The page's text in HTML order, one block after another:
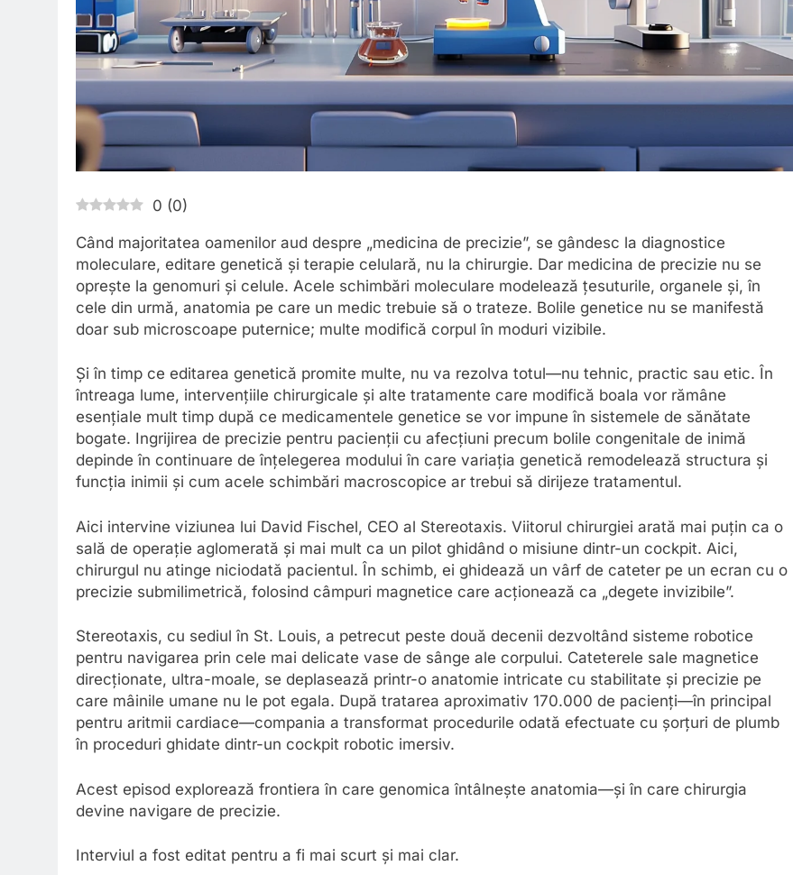
0 (0)
Când majoritatea oamenilor aud despre „medicina de precizie”, se gândesc la diagnostice
moleculare, editare genetică și terapie celulară, nu la chirurgie. Dar medicina de precizie nu se
oprește la genomuri și celule. Acele schimbări moleculare modelează țesuturile, organele și, în
cele din urmă, anatomia pe care un medic trebuie să o trateze. Bolile genetice nu se manifestă
doar sub microscoape puternice; multe modifică corpul în moduri vizibile.
Și în timp ce editarea genetică promite multe, nu va rezolva totul—nu tehnic, practic sau etic. În
întreaga lume, intervențiile chirurgicale și alte tratamente care modifică boala vor rămâne
esențiale mult timp după ce medicamentele genetice se vor impune în sistemele de sănătate
bogate. Ingrijirea de precizie pentru pacienții cu afecțiuni precum bolile congenitale de inimă
depinde în continuare de înțelegerea modului în care variația genetică remodelează structura și
funcția inimii și cum acele schimbări macroscopice ar trebui să dirijeze tratamentul.
Aici intervine viziunea lui David Fischel, CEO al Stereotaxis. Viitorul chirurgiei arată mai puțin ca o
sală de operație aglomerată și mai mult ca un pilot ghidând o misiune dintr-un cockpit. Aici,
chirurgul nu atinge niciodată pacientul. În schimb, ei ghidează un vârf de cateter pe un ecran cu o
precizie submilimetrică, folosind câmpuri magnetice care acționează ca „degete invizibile”.
Stereotaxis, cu sediul în St. Louis, a petrecut peste două decenii dezvoltând sisteme robotice
pentru navigarea prin cele mai delicate vase de sânge ale corpului. Cateterele sale magnetice
direcționate, ultra-moale, se deplasează printr-o anatomie intricate cu stabilitate și precizie pe
care mâinile umane nu le pot egala. După tratarea aproximativ 170.000 de pacienți—în principal
pentru aritmii cardiace—compania a transformat procedurile odată efectuate cu șorțuri de plumb
în proceduri ghidate dintr-un cockpit robotic imersiv.
Acest episod explorează frontiera în care genomica întâlnește anatomia—și în care chirurgia
devine navigare de precizie.
Interviul a fost editat pentru a fi mai scurt și mai clar.